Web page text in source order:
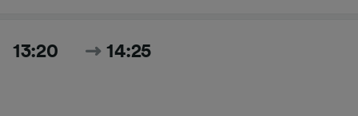
13:20 14:25